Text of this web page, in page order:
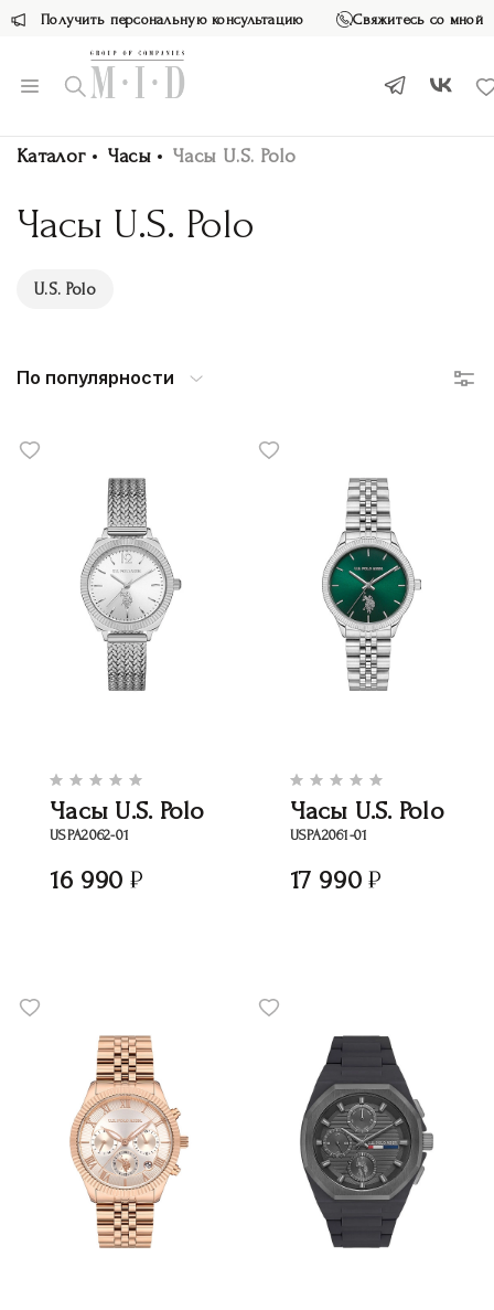
Получить персональную консультацию Свяжитесь со мной
Каталог Часы Часы U.S. Polo
Часы U.S. Polo
U.S. Polo
По популярности
Часы U.S. Polo
USPA2062-01
16 990
Часы U.S. Polo
USPA2061-01
17 990